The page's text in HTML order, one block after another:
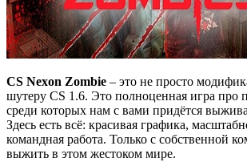
CS Nexon Zombie – это не просто
шутеру CS 1.6. Это полноценная игра про
среди которых нам с вами придётся
Здесь есть всё: красивая графика,
командная работа. Только с собственной
выжить в этом жестоком мире.